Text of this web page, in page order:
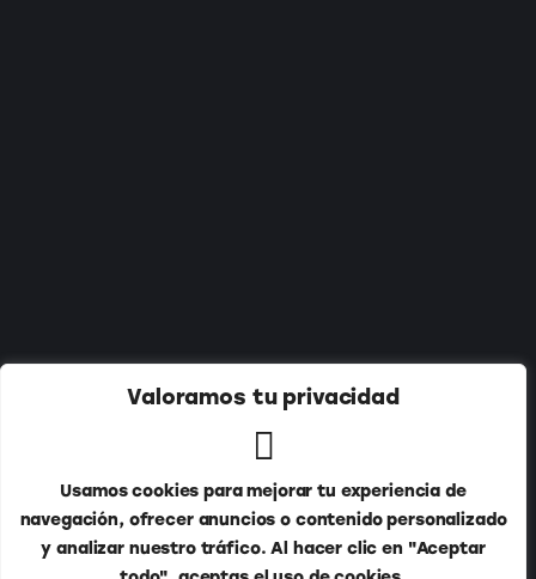
Valoramos tu privacidad
Usamos cookies para mejorar tu experiencia de
navegación, ofrecer anuncios o contenido personalizado
y analizar nuestro tráfico. Al hacer clic en "Aceptar